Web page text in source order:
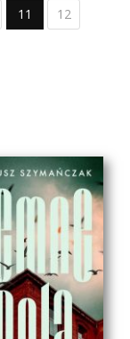
11 12